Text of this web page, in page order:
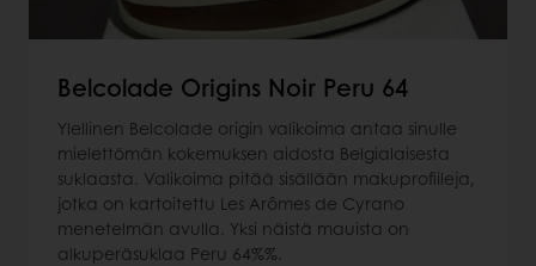
Belcolade Origins Noir Peru 64
Ylellinen Belcolade origin valikoima antaa sinulle
mielettömän kokemuksen aidosta Belgialaisesta
suklaasta. Valikoima pitää sisällään makuprofiileja,
jotka on kartoitettu Les Arômes de Cyrano
menetelmän avulla. Yksi näistä mauista on
alkuperäsuklaa Peru 64%%.